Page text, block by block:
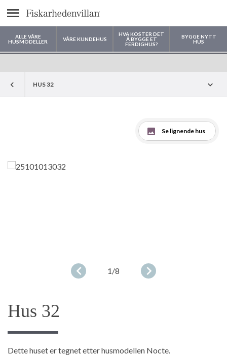
text.menu
ALLE VÅRE
HUSMODELLER
VÅRE KUNDEHUS
HVA KOSTER DET
Å BYGGE ET
FERDIGHUS?
BYGGE NYTT
HUS
Hvor vil du bygge huset ditt?
HUS 32
Se lignende hus
1/8
Hus 32
Dette huset er tegnet etter husmodellen Nocte.